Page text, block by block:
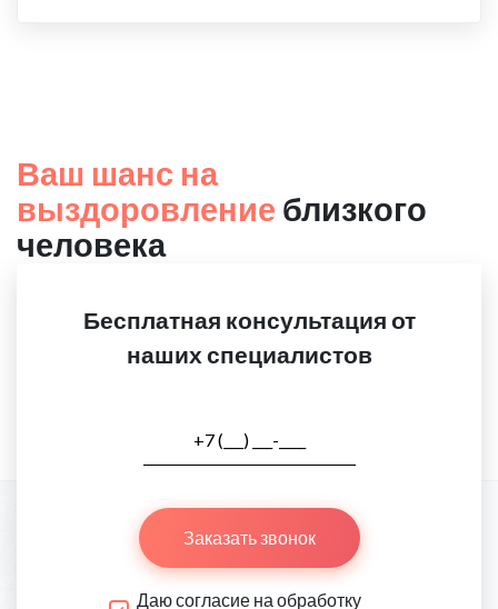
Ваш шанс на
выздоровление близкого
человека
Бесплатная консультация от
наших специалистов
Заказать звонок
Даю согласие на обработку